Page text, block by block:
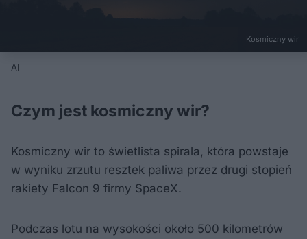
Kosmiczny wir
AI
Czym jest kosmiczny wir?
Kosmiczny wir to świetlista spirala, która powstaje
w wyniku zrzutu resztek paliwa przez drugi stopień
rakiety Falcon 9 firmy SpaceX.
Podczas lotu na wysokości około 500 kilometrów